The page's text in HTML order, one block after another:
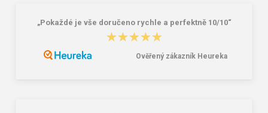
„Pokaždé je vše doručeno rychle a perfektně 10/10“
★★★★★
★★★★★
Ověřený zákazník Heureka